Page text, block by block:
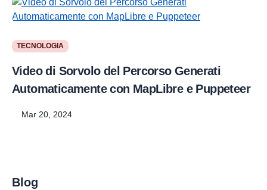
TECNOLOGIA
Video di Sorvolo del Percorso Generati
Automaticamente con MapLibre e Puppeteer
Mar 20, 2024
Blog